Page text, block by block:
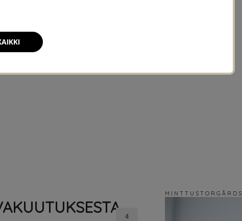
4
M I N T T U S T O R G Å R D S